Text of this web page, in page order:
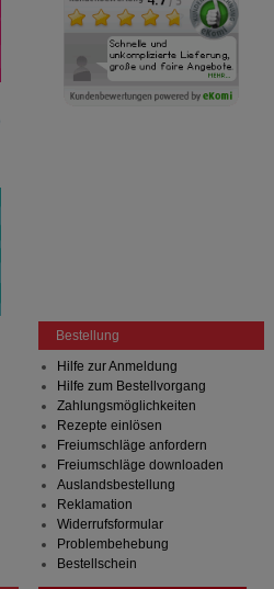
Bestellung
Hilfe zur Anmeldung
Hilfe zum Bestellvorgang
Zahlungsmöglichkeiten
Rezepte einlösen
Freiumschläge anfordern
Freiumschläge downloaden
Auslandsbestellung
Reklamation
Widerrufsformular
Problembehebung
Bestellschein